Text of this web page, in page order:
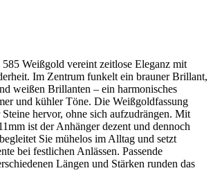
Weißgold vereint zeitlose Eleganz mit
Im Zentrum funkelt ein brauner Brillant,
weißen Brillanten – ein harmonisches
und kühler Töne. Die Weißgoldfassung
hervor, ohne sich aufzudrängen. Mit
ist der Anhänger dezent und dennoch
Sie mühelos im Alltag und setzt
bei festlichen Anlässen. Passende
Längen und Stärken runden das